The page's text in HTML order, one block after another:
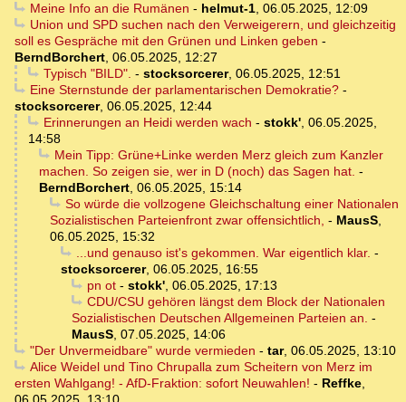
Meine Info an die Rumänen - helmut-1, 06.05.2025, 12:09
Union und SPD suchen nach den Verweigerern, und gleichzeitig
soll es Gespräche mit den Grünen und Linken geben -
BerndBorchert, 06.05.2025, 12:27
Typisch "BILD". - stocksorcerer, 06.05.2025, 12:51
Eine Sternstunde der parlamentarischen Demokratie?-
stocksorcerer, 06.05.2025, 12:44
Erinnerungen an Heidi werden wach - stokk', 06.05.2025,
14:58
Mein Tipp: Grüne+Linke werden Merz gleich zum Kanzler
machen. So zeigen sie, wer in D (noch) das Sagen hat. -
BerndBorchert, 06.05.2025, 15:14
So würde die vollzogene Gleichschaltung einer Nationalen
Sozialistischen Parteienfront zwar offensichtlich, - MausS,
06.05.2025, 15:32
...und genauso ist's gekommen. War eigentlich klar. -
stocksorcerer, 06.05.2025, 16:55
pn ot- stokk', 06.05.2025, 17:13
CDU/CSU gehören längst dem Block der Nationalen
Sozialistischen Deutschen Allgemeinen Parteien an. -
MausS, 07.05.2025, 14:06
"Der Unvermeidbare" wurde vermieden - tar, 06.05.2025, 13:10
Alice Weidel und Tino Chrupalla zum Scheitern von Merz im
ersten Wahlgang! - AfD-Fraktion: sofort Neuwahlen! - Reffke,